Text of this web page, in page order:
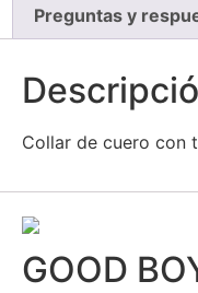
Preguntas y
Collar de cuero con
GOOD